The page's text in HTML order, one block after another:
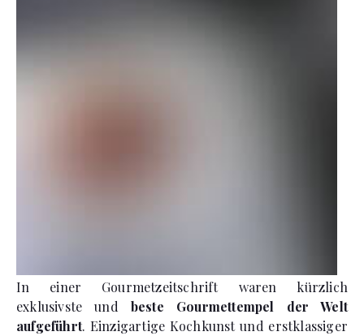
In einer Gourmetzeitschrift waren kürzlich
exklusivste und beste Gourmettempel der Welt
aufgeführt. Einzigartige Kochkunst und erstklassiger